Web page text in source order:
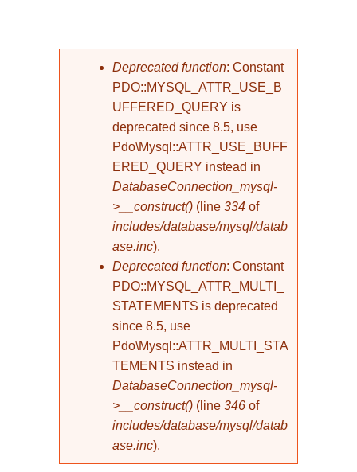
Fehlermeldung
Deprecated function: Constant
PDO::MYSQL_ATTR_USE_B
UFFERED_QUERY is
deprecated since 8.5, use
Pdo\Mysql::ATTR_USE_BUFF
ERED_QUERY instead in
DatabaseConnection_mysql-
>__construct() (line 334 of
includes/database/mysql/datab
ase.inc).
Deprecated function: Constant
PDO::MYSQL_ATTR_MULTI_
STATEMENTS is deprecated
since 8.5, use
Pdo\Mysql::ATTR_MULTI_STA
TEMENTS instead in
DatabaseConnection_mysql-
>__construct() (line 346 of
includes/database/mysql/datab
ase.inc).